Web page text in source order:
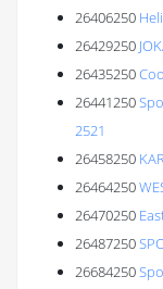
26406250
26429250
26435250
26441250
2521
26458250
26464250
26470250
26487250
26684250